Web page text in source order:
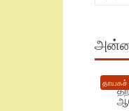
தாயகச்